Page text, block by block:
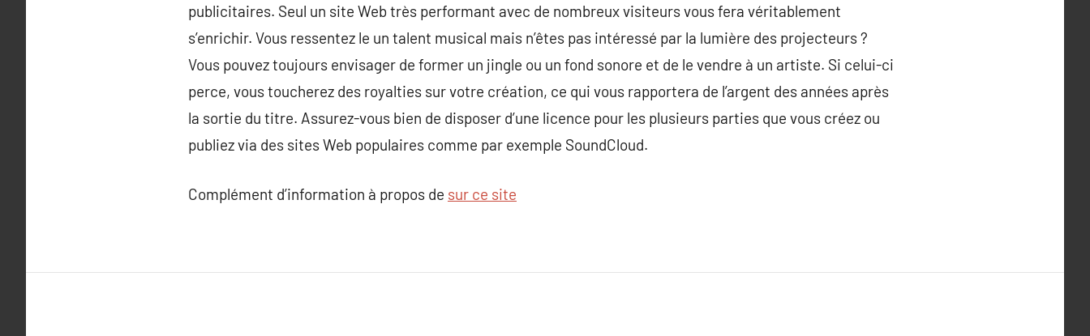
publicitaires. Seul un site Web très performant avec de nombreux visiteurs vous fera véritablement
s’enrichir. Vous ressentez le un talent musical mais n’êtes pas intéressé par la lumière des projecteurs ?
Vous pouvez toujours envisager de former un jingle ou un fond sonore et de le vendre à un artiste. Si celui-ci
perce, vous toucherez des royalties sur votre création, ce qui vous rapportera de l’argent des années après
la sortie du titre. Assurez-vous bien de disposer d’une licence pour les plusieurs parties que vous créez ou
publiez via des sites Web populaires comme par exemple SoundCloud.
Complément d’information à propos de sur ce site